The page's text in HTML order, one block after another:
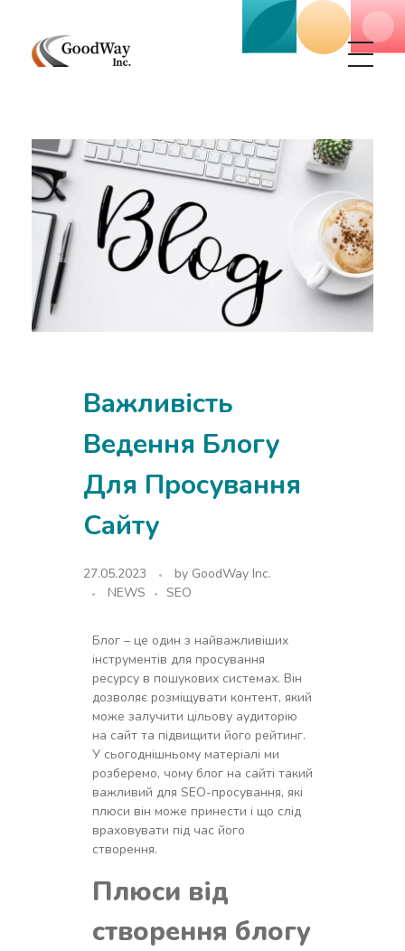
Важливість
Ведення Блогу
Для Просування
Сайту
27.05.2023 by GoodWay Inc.
NEWS
SEO
Блог – це один з найважливіших
інструментів для просування
ресурсу в пошукових системах. Він
дозволяє розміщувати контент, який
може залучити цільову аудиторію
на сайт та підвищити його рейтинг.
У сьогоднішньому матеріалі ми
розберемо, чому блог на сайті такий
важливий для SEO-просування, які
плюси він може принести і що слід
враховувати під час його
створення.
Плюси від
створення блогу